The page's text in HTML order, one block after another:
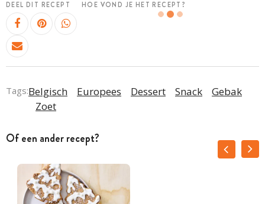
DEEL DIT RECEPT HOE VOND JE HET RECEPT?
Tags:Belgisch Europees Dessert Snack
Gebak
Zoet
Of een ander recept?